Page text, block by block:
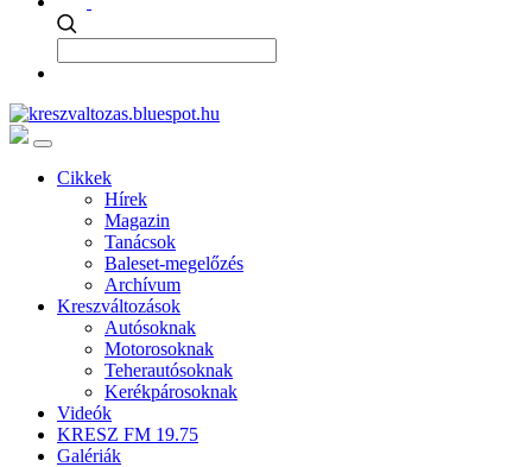
Cikkek
Hírek
Magazin
Tanácsok
Baleset-megelőzés
Archívum
Kreszváltozások
Autósoknak
Motorosoknak
Teherautósoknak
Kerékpárosoknak
Videók
KRESZ FM 19.75
Galériák